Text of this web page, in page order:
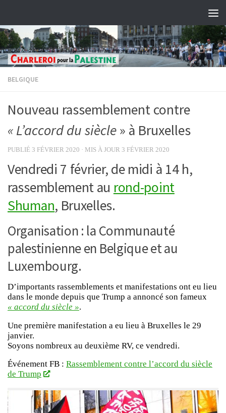
BELGIQUE
Nouveau rassemblement contre
« L’accord du siècle » à Bruxelles
PUBLIÉ 3 FÉVRIER 2020 · MIS À JOUR 3 FÉVRIER 2020
Vendredi 7 février, de midi à 14 h,
rassemblement au rond-point
Shuman, Bruxelles.
Organisation : la Communauté
palestinienne en Belgique et au
Luxembourg.
D’importants rassemblements et manifestations ont eu lieu
dans le monde depuis que Trump a annoncé son fameux
« accord du siècle ».
Une première manifestation a eu lieu à Bruxelles le 29
janvier.
Soyons nombreux au deuxième RV, ce vendredi.
Événement FB : Rassemblement contre l’accord du siècle
de Trump